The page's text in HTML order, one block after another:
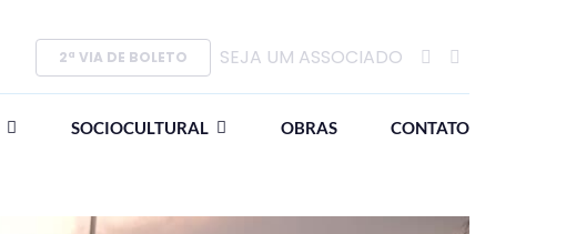
2ª VIA DE BOLETO SEJA UM ASSOCIADO
SOCIOCULTURAL OBRAS CONTATO